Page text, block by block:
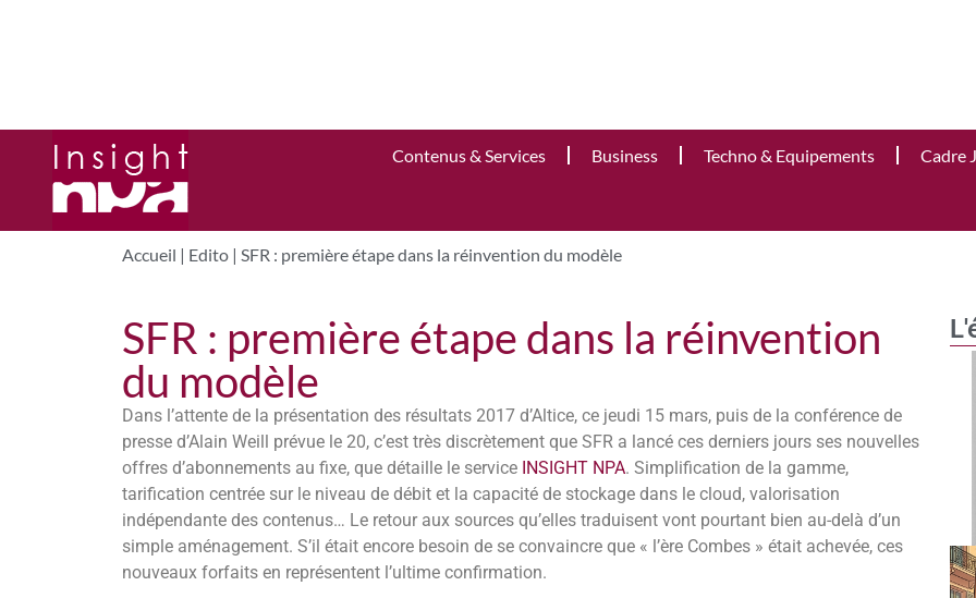
Contenus & Services Business Techno & Equipements Cadre
Accueil | Edito | SFR : première étape dans la réinvention du modèle
SFR : première étape dans la réinvention
du modèle
Dans l’attente de la présentation des résultats 2017 d’Altice, ce jeudi 15 mars, puis de la conférence de
presse d’Alain Weill prévue le 20, c’est très discrètement que SFR a lancé ces derniers jours ses nouvelles
offres d’abonnements au fixe, que détaille le service INSIGHT NPA. Simplification de la gamme,
tarification centrée sur le niveau de débit et la capacité de stockage dans le cloud, valorisation
indépendante des contenus… Le retour aux sources qu’elles traduisent vont pourtant bien au-delà d’un
simple aménagement. S’il était encore besoin de se convaincre que « l’ère Combes » était achevée, ces
nouveaux forfaits en représentent l’ultime confirmation.